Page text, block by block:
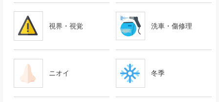
視界・視覚 洗車・傷修理
ニオイ 冬季